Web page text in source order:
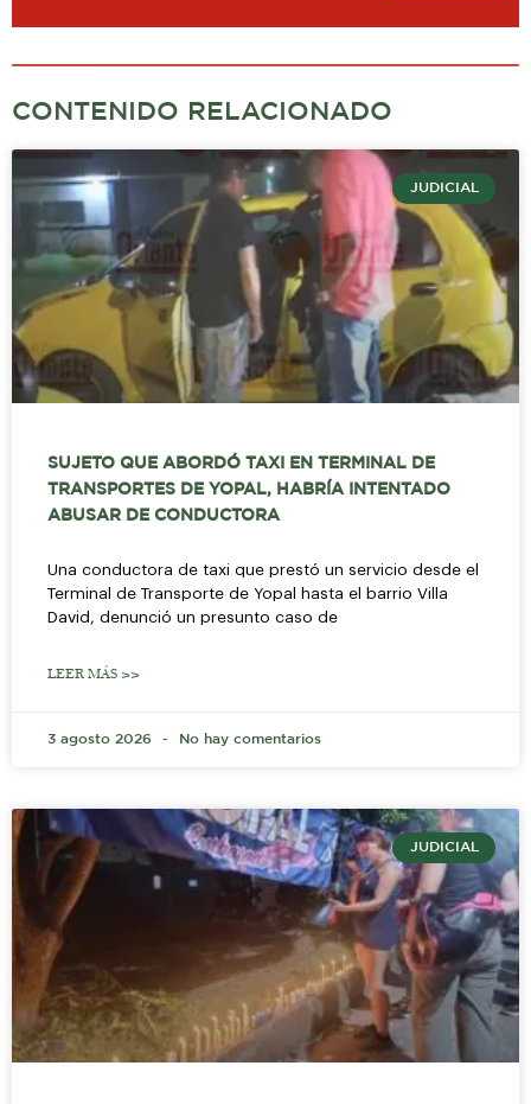
CONTENIDO RELACIONADO
JUDICIAL
SUJETO QUE ABORDÓ TAXI EN TERMINAL DE
TRANSPORTES DE YOPAL, HABRÍA INTENTADO
ABUSAR DE CONDUCTORA
Una conductora de taxi que prestó un servicio desde el
Terminal de Transporte de Yopal hasta el barrio Villa
David, denunció un presunto caso de
LEER MÁS >>
3 agosto 2026 No hay comentarios
JUDICIAL